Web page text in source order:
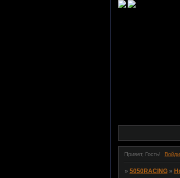
Привет, Гость!
» 5050RACING »